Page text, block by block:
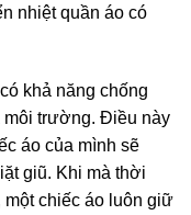
nhiệt quần áo có
khả năng chống
môi trường. Điều này
áo của mình sẽ
giũ. Khi mà thời
một chiếc áo luôn giữ